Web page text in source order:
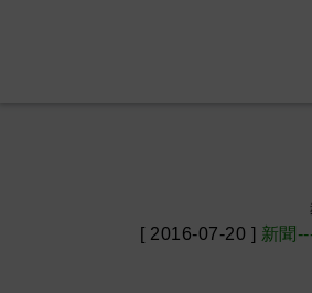
[ 2016-07-20 ] 新聞